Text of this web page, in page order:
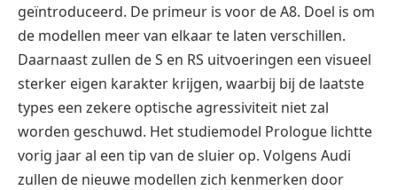
geïntroduceerd. De primeur is voor de A8. Doel is om
de modellen meer van elkaar te laten verschillen.
Daarnaast zullen de S en RS uitvoeringen een visueel
sterker eigen karakter krijgen, waarbij bij de laatste
types een zekere optische agressiviteit niet zal
worden geschuwd. Het studiemodel Prologue lichtte
vorig jaar al een tip van de sluier op. Volgens Audi
zullen de nieuwe modellen zich kenmerken door